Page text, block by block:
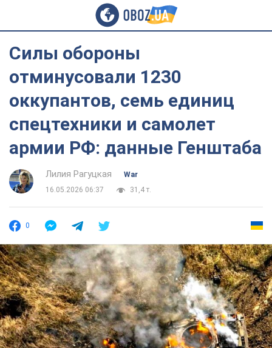
Силы обороны
отминусовали 1230
оккупантов, семь единиц
спецтехники и самолет
армии РФ: данные Генштаба
Лилия Рагуцкая
War
16.05.2026 06:37
31,4 т.
0